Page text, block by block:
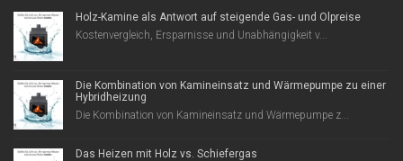
Holz-Kamine als Antwort auf steigende Gas- und Ölpreise
Kostenvergleich, Ersparnisse und Unabhängigkeit v...
Die Kombination von Kamineinsatz und Wärmepumpe zu einer
Hybridheizung
Die Kombination von Kamineinsatz und Wärmepumpe z...
Das Heizen mit Holz vs. Schiefergas